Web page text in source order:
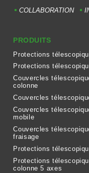
COLLABORATION
PRODUITS
Protections
Protections
Couvercles
colonne
Couvercles
Couvercles
mobile
Couvercles
fraisage
Protections
Protections
colonne 5 axes